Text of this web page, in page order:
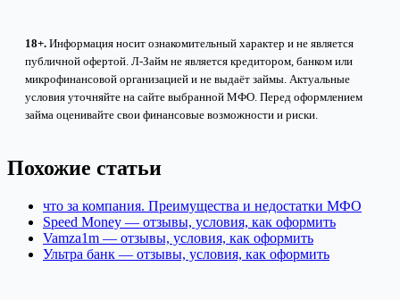
18+. Информация носит ознакомительный характер и не является
публичной офертой. Л-Займ не является кредитором, банком или
микрофинансовой организацией и не выдаёт займы. Актуальные
условия уточняйте на сайте выбранной МФО. Перед оформлением
займа оценивайте свои финансовые возможности и риски.
Похожие статьи
что за компания. Преимущества и недостатки МФО
Speed Money — отзывы, условия, как оформить
Vamza1m — отзывы, условия, как оформить
Ультра банк — отзывы, условия, как оформить